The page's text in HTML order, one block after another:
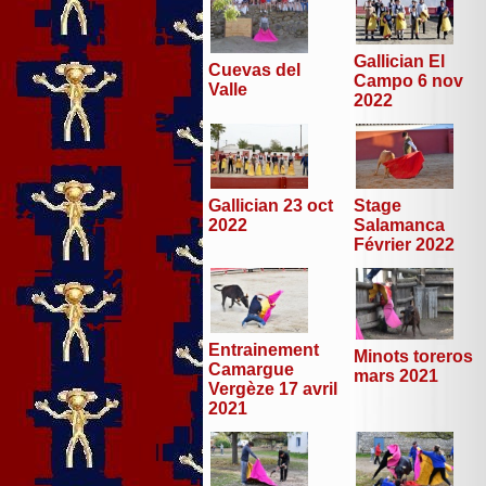
Cuevas del
Valle
Gallician El
Campo 6 nov
2022
Gallician 23 oct
2022
Stage
Salamanca
Février 2022
Entrainement
Camargue
Vergèze 17 avril
2021
Minots toreros
mars 2021